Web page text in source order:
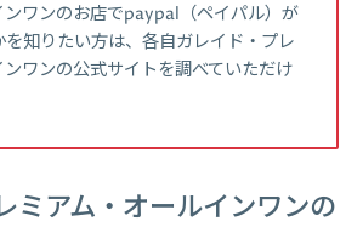
ンワンのお店でpaypal（ペイパル）が
知りたい方は、各自ガレイド・プレ
ワンの公式サイトを調べていただけ
ミアム・オールインワンの